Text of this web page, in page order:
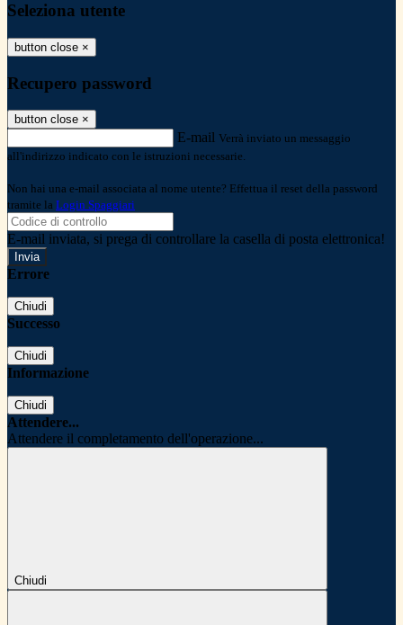
Seleziona utente
button close ×
Recupero password
button close ×
E-mail Verrà inviato un messaggio
all'indirizzo indicato con le istruzioni necessarie.
Non hai una e-mail associata al nome utente? Effettua il reset della password
tramite la Login Spaggiari
E-mail inviata, si prega di controllare la casella di posta elettronica!
Errore
Chiudi
Successo
Chiudi
Informazione
Chiudi
Attendere...
Attendere il completamento dell'operazione...
Chiudi